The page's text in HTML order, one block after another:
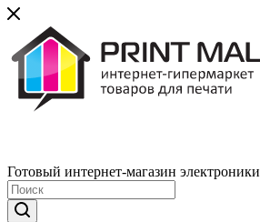
Готовый интернет-магазин электроники